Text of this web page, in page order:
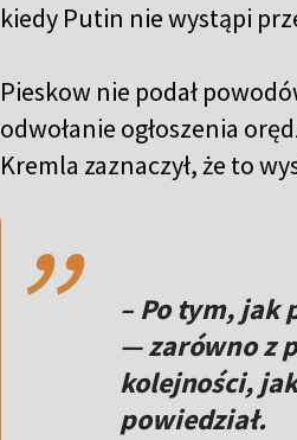
kiedy Putin nie wystąpi
Pieskow nie podał
odwołanie ogłoszenia
Kremla zaznaczył, że to
,,
– Po tym, jak
— zarówno z
kolejności,
powiedział.